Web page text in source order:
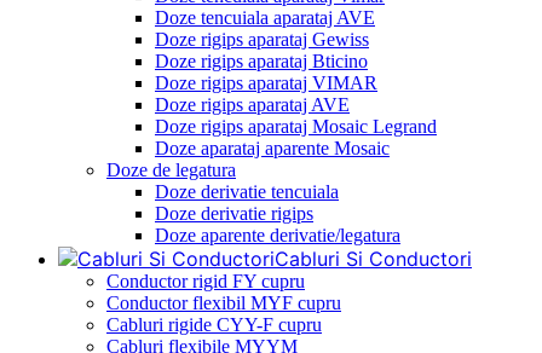
Doze tencuiala aparataj AVE
Doze rigips aparataj Gewiss
Doze rigips aparataj Bticino
Doze rigips aparataj VIMAR
Doze rigips aparataj AVE
Doze rigips aparataj Mosaic Legrand
Doze aparataj aparente Mosaic
Doze de legatura
Doze derivatie tencuiala
Doze derivatie rigips
Doze aparente derivatie/legatura
Cabluri Si Conductori
Conductor rigid FY cupru
Conductor flexibil MYF cupru
Cabluri rigide CYY-F cupru
Cabluri flexibile MYYM